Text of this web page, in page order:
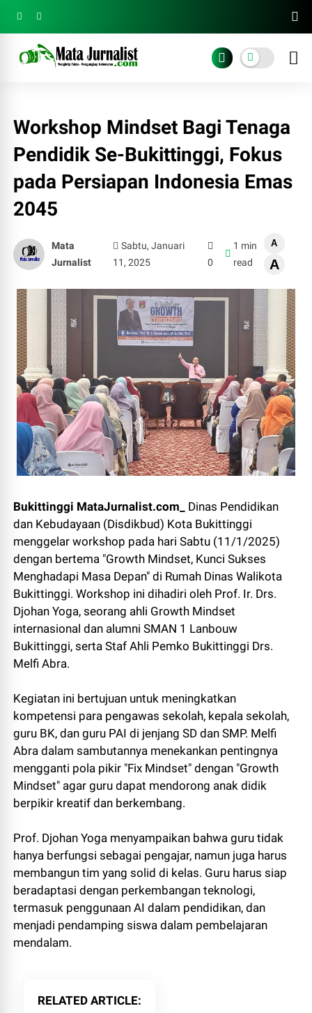
Workshop Mindset Bagi Tenaga
Pendidik Se-Bukittinggi, Fokus
pada Persiapan Indonesia Emas
2045
Mata
Jurnalist
Sabtu, Januari
11, 2025
0
1 min
read
A
A
Bukittinggi MataJurnalist.com_ Dinas Pendidikan
dan Kebudayaan (Disdikbud) Kota Bukittinggi
menggelar workshop pada hari Sabtu (11/1/2025)
dengan bertema "Growth Mindset, Kunci Sukses
Menghadapi Masa Depan" di Rumah Dinas Walikota
Bukittinggi. Workshop ini dihadiri oleh Prof. Ir. Drs.
Djohan Yoga, seorang ahli Growth Mindset
internasional dan alumni SMAN 1 Lanbouw
Bukittinggi, serta Staf Ahli Pemko Bukittinggi Drs.
Melfi Abra.
Kegiatan ini bertujuan untuk meningkatkan
kompetensi para pengawas sekolah, kepala sekolah,
guru BK, dan guru PAI di jenjang SD dan SMP. Melfi
Abra dalam sambutannya menekankan pentingnya
mengganti pola pikir "Fix Mindset" dengan "Growth
Mindset" agar guru dapat mendorong anak didik
berpikir kreatif dan berkembang.
Prof. Djohan Yoga menyampaikan bahwa guru tidak
hanya berfungsi sebagai pengajar, namun juga harus
membangun tim yang solid di kelas. Guru harus siap
beradaptasi dengan perkembangan teknologi,
termasuk penggunaan AI dalam pendidikan, dan
menjadi pendamping siswa dalam pembelajaran
mendalam.
RELATED ARTICLE